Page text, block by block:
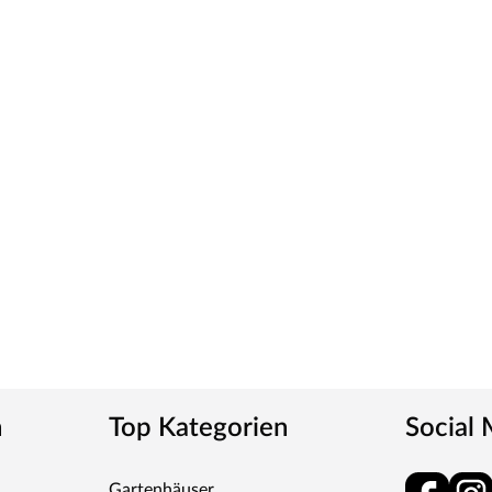
somit sehr robust und verleiht der Tür ein
Top Kategorien Social